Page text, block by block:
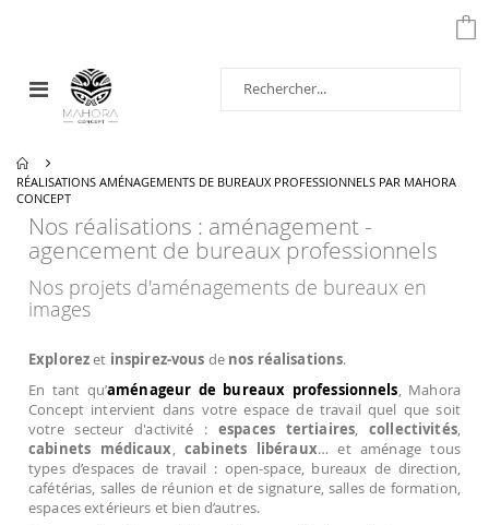
Affichage
navigation
RÉALISATIONS AMÉNAGEMENTS DE BUREAUX PROFESSIONNELS PAR MAHORA
CONCEPT
Nos réalisations : aménagement -
agencement de bureaux professionnels
Nos projets d'aménagements de bureaux en
images
Explorezet inspirez-vous de nos réalisations.
En tant qu’aménageur de bureaux professionnels , Mahora
Concept intervient dans votre espace de travail quel que soit
votre secteur d'activité :espaces tertiaires ,collectivités,
cabinets médicaux ,cabinets libéraux… et aménage tous
types d’espaces de travail : open-space, bureaux de direction,
cafétérias, salles de réunion et de signature, salles de formation,
espaces extérieurs et bien d’autres.